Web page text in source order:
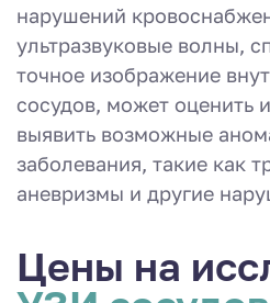
нарушений
ультразвуковые волны,
точное изображение
сосудов, может оценить
выявить возможные
заболевания, такие как
аневризмы и другие
Цены на